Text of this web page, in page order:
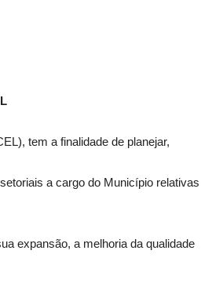
tem a finalidade de planejar,
a cargo do Município relativas
expansão, a melhoria da qualidade